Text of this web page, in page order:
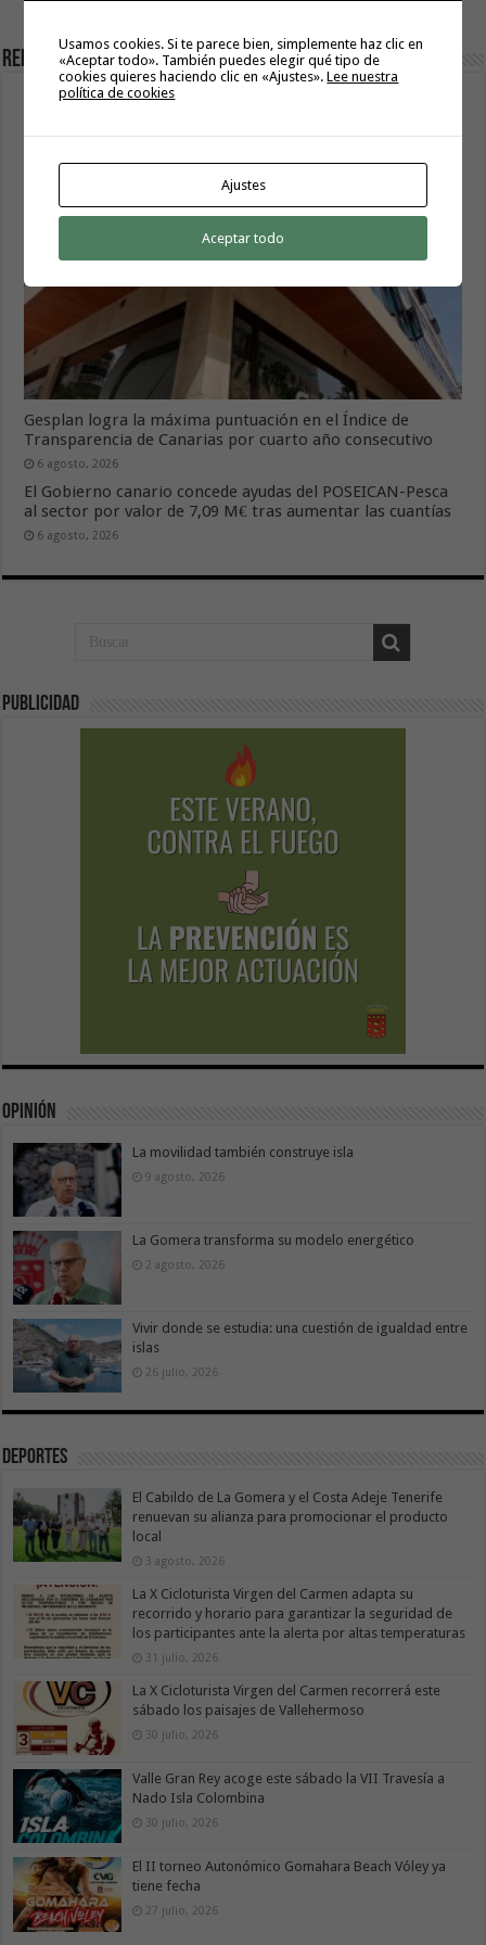
Related Articles
Sanidad adjudica 106 ecógrafos por casi tres millones de
Gesplan logra la máxima puntuación en el Índice de
Transparencia de Canarias por cuarto año consecutivo
6 agosto, 2026
El Gobierno canario concede ayudas del POSEICAN-Pesca
al sector por valor de 7,09 M€ tras aumentar las cuantías
6 agosto, 2026
Publicidad
Opinión
La movilidad también construye isla
9 agosto, 2026
La Gomera transforma su modelo energético
2 agosto, 2026
Vivir donde se estudia: una cuestión de igualdad entre
islas
26 julio, 2026
Deportes
El Cabildo de La Gomera y el Costa Adeje Tenerife
renuevan su alianza para promocionar el producto
local
3 agosto, 2026
La X Cicloturista Virgen del Carmen adapta su
recorrido y horario para garantizar la seguridad de
los participantes ante la alerta por altas temperaturas
31 julio, 2026
La X Cicloturista Virgen del Carmen recorrerá este
sábado los paisajes de Vallehermoso
30 julio, 2026
Valle Gran Rey acoge este sábado la VII Travesía a
Nado Isla Colombina
30 julio, 2026
El II torneo Autonómico Gomahara Beach Vóley ya
tiene fecha
27 julio, 2026
Usamos cookies. Si te parece bien, simplemente haz clic en
«Aceptar todo». También puedes elegir qué tipo de
cookies quieres haciendo clic en «Ajustes».Lee nuestra
política de cookies
Ajustes
Aceptar todo